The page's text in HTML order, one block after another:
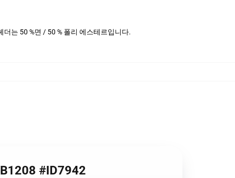
는 50 %면 / 50 % 폴리 에스테르입니다.
#ID7942